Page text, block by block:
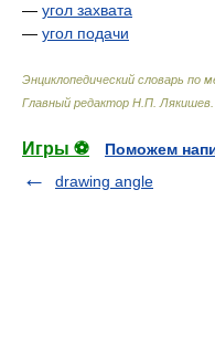
— угол захвата
— угол подачи
Энциклопедический словарь
Главный редактор Н.П. Лякишев
Игры ⚽
Поможем
drawing angle